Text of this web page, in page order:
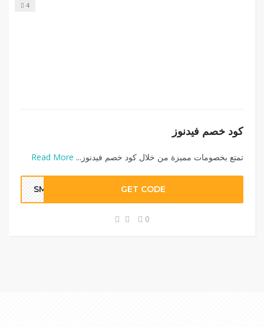
4
كود خصم فيدنوز
تمتع بخصومات مميزة من خلال كود خصم فيدنوز... Read More
GET CODE
0